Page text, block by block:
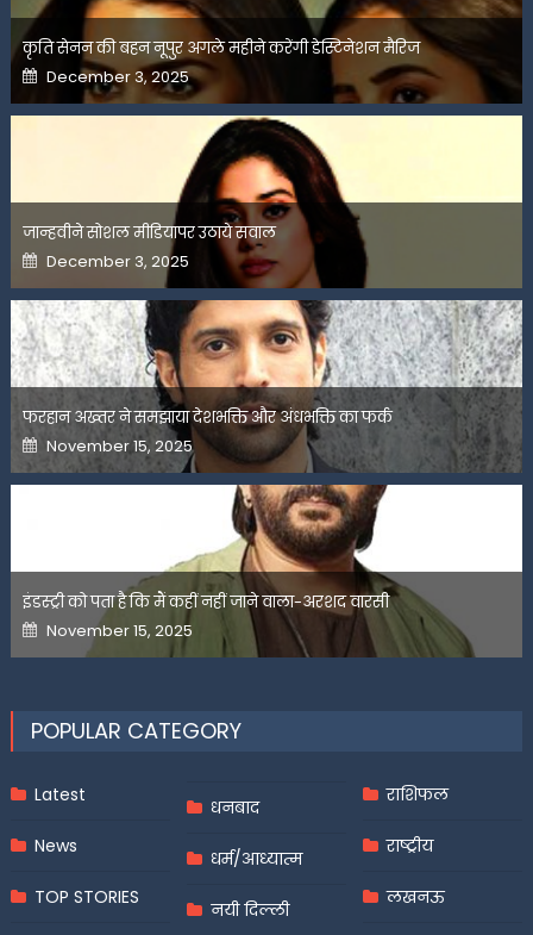
कृति सेनन की बहन नूपुर अगले महीने करेंगी डेस्टिनेशन मैरिज
Posted
on
December 3, 2025
जान्हवीने सोशल मीडियापर उठाये सवाल
Posted
on
December 3, 2025
फरहान अख्तर ने समझाया देशभक्ति और अंधभक्ति का फर्क
Posted
on
November 15, 2025
इंडस्ट्री को पता है कि मैं कहीं नहीं जाने वाला-अरशद वारसी
Posted
on
November 15, 2025
POPULAR CATEGORY
Latest
News
TOP STORIES
धनबाद
धर्म/आध्यात्म
नयी दिल्ली
राशिफल
राष्ट्रीय
लखनऊ